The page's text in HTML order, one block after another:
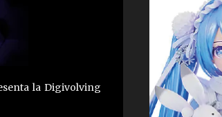
la Digivolving